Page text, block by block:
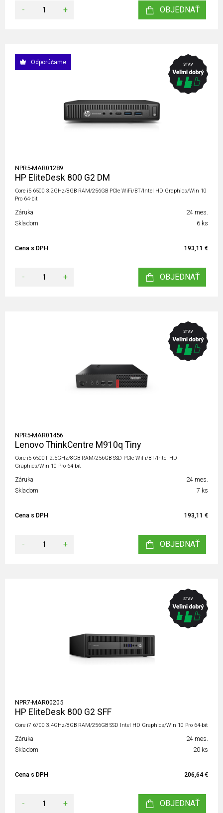
- + OBJEDNAŤ
Odporúčame
NPR5-MAR01289
HP EliteDesk 800 G2 DM
Core i5 6500 3.2GHz/8GB RAM/256GB PCIe WiFi/BT/Intel HD Graphics/Win 10
Pro 64-bit
Záruka
24 mes.
Skladom
6 ks
Cena s DPH 193,11 €
- + OBJEDNAŤ
NPR5-MAR01456
Lenovo ThinkCentre M910q Tiny
Core i5 6500T 2.5GHz/8GB RAM/256GB SSD PCIe WiFi/BT/Intel HD
Graphics/Win 10 Pro 64-bit
Záruka
24 mes.
Skladom
7 ks
Cena s DPH 193,11 €
- + OBJEDNAŤ
NPR7-MAR00205
HP EliteDesk 800 G2 SFF
Core i7 6700 3.4GHz/8GB RAM/256GB SSD Intel HD Graphics/Win 10 Pro 64-bit
Záruka
24 mes.
Skladom
20 ks
Cena s DPH 206,64 €
- + OBJEDNAŤ